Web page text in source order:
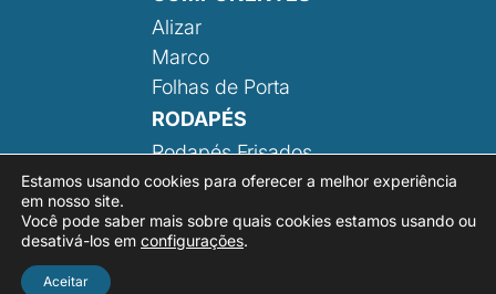
Alizar
Marco
Folhas de Porta
RODAPÉS
Rodapés Frisados
Rodapé Liso
Estamos usando cookies para oferecer a melhor experiência
em nosso site.
Você pode saber mais sobre quais cookies estamos usando ou
desativá-los em configurações.
Aceitar